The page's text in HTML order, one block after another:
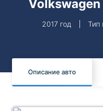
Volkswagen
2017 год Тип
Описание авто